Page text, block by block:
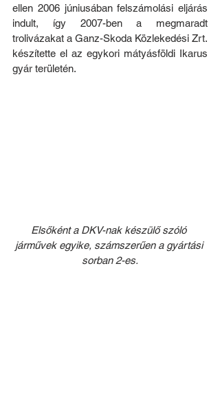
ellen 2006 júniusában felszámolási eljárás
indult, így 2007-ben a megmaradt
trolivázakat a Ganz-Skoda Közlekedési Zrt.
készítette el az egykori mátyásföldi Ikarus
gyár területén.
Elsőként a DKV-nak készülő szóló
járművek egyike, számszerűen a gyártási
sorban 2-es.